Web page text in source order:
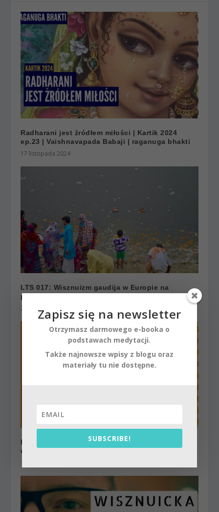
Radharani jest źródłem miłości | Kartik 2024
ep.23 | Vaishnavapada Babaji | raganuga bhakti
17 listopada 2024
LTS 017: Wisznuizm gaudija w Europie na
poczatku XX wieku – Mans Broo
22 maja 2018
Praktyka bhakti w madhurya bhawie | Kartik 2024
ep.55 | Vaishnavapada Babaji | raganuga bhakti
14 czerwca 2025
Zapisz się na newsletter
Otrzymasz darmowego e-booka o
podstawach medytacji.
Także najnowsze wpisy z blogu oraz
materiały tu nie dostępne.
SUBSCRIBE!